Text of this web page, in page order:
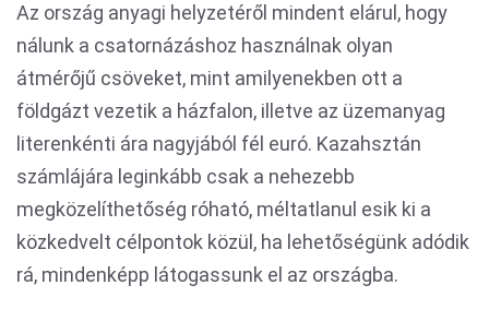
Az ország anyagi helyzetéről mindent elárul, hogy
nálunk a csatornázáshoz használnak olyan
átmérőjű csöveket, mint amilyenekben ott a
földgázt vezetik a házfalon, illetve az üzemanyag
literenkénti ára nagyjából fél euró. Kazahsztán
számlájára leginkább csak a nehezebb
megközelíthetőség róható, méltatlanul esik ki a
közkedvelt célpontok közül, ha lehetőségünk adódik
rá, mindenképp látogassunk el az országba.